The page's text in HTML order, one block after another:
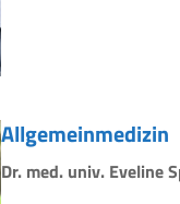
Allgemeinmedizin
Dr. med. univ. Eveline